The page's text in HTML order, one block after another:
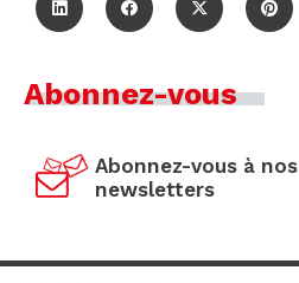
Abonnez-vous
Abonnez-vous à nos
newsletters